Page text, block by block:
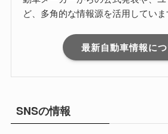
ど、多角的な情報源を活用していま
最新自動車情報に
SNSの情報